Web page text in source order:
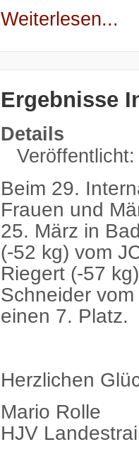
Weiterlesen...
Ergebnisse
Details
Beim 29.
Frauen und
25. März in
(-52 kg) vom
Riegert (-57
Schneider
einen 7. Platz.
Herzlichen
Mario Rolle
HJV